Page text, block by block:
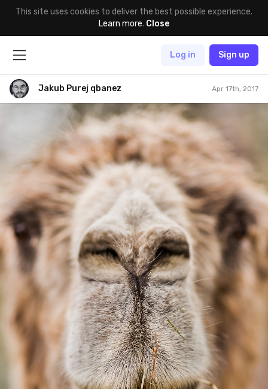
This site uses cookies to deliver the best possible experience.
Learn more. Close
Log in Sign up
Jakub Purej qbanez Apr 17th, 2017